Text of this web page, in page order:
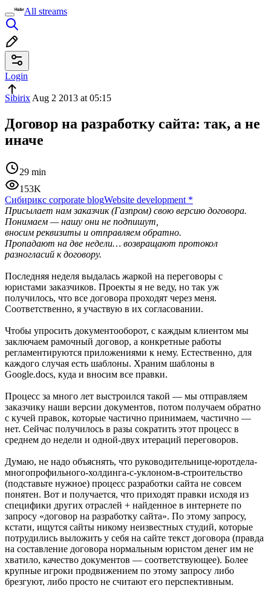
All streams
Login
Sibirix Aug 2 2013 at 05:15
Договор на разработку сайта: так, а не
иначе
29 min
153K
Сибирикс corporate blogWebsite development *
Присылает нам заказчик (Газпром) свою версию договора.
Понимаем — нашу они не подпишут,
вносим реквизиты и отправляем обратно.
Пропадают на две недели… возвращают протокол
разногласий к договору.
Последняя неделя выдалась жаркой на переговоры с
юристами заказчиков. Проекты я не веду, но так уж
получилось, что все договора проходят через меня.
Соответственно, я участвую в их согласовании.
Чтобы упросить документооборот, с каждым клиентом мы
заключаем рамочный договор, а конкретные работы
регламентируются приложениями к нему. Естественно, для
каждого случая есть шаблоны. Храним шаблоны в
Google.docs, куда и вносим все правки.
Процесс за много лет выстроился такой — мы отправляем
заказчику наши версии документов, потом получаем обратно
с кучей правок, которые частично принимаем, частично —
нет. Сейчас получилось в разы сократить этот процесс в
среднем до недели и одной-двух итераций переговоров.
Думаю, не надо объяснять, что руководительнице-юротдела-
многопрофильного-холдинга-с-уклоном-в-строительство
(подставьте нужное) процесс разработки сайта не совсем
понятен. Вот и получается, что приходят правки исходя из
специфики других отраслей + найденное в интернете по
запросу «договор на разработку сайта». По этому запросу,
кстати, ищутся сайты никому неизвестных студий, которые
потрудились выложить у себя на сайте текст договора (правда
на составление договора нормальным юристом денег им не
хватило, качество документов — соответствующее). Более
крупные игроки продвижением по этому запросу либо
брезгуют, либо просто не считают его перспективным.